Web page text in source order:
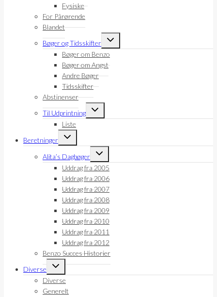
Fysiske
For Pårørende
Blandet
Bøger og Tidsskifter
Skift
undermenu
Bøger om Benzo
Bøger om Angst
Andre Bøger
Tidsskifter
Abstinenser
Til Udprintning
Skift
undermenu
Liste
Beretninger
Skift
undermenu
Alita’s Dagbøger
Skift
undermenu
Uddrag fra 2005
Uddrag fra 2006
Uddrag fra 2007
Uddrag fra 2008
Uddrag fra 2009
Uddrag fra 2010
Uddrag fra 2011
Uddrag fra 2012
Benzo Succes Historier
Diverse
Skift
undermenu
Diverse
Generelt